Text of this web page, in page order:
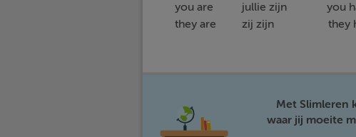
you are jullie zijn you
they are zij zijn they
Met Slimleren
waar jij moeite